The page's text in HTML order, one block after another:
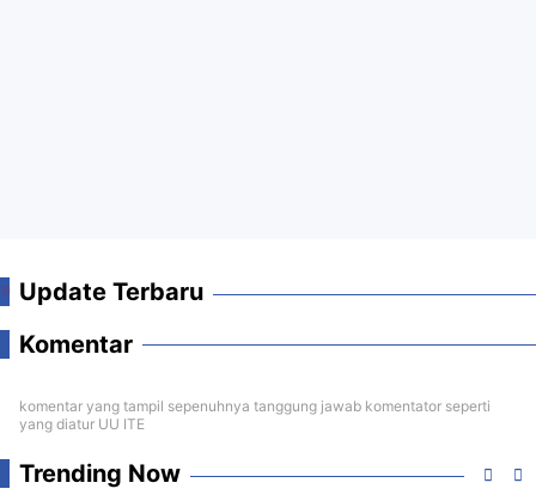
Update Terbaru
Komentar
komentar yang tampil sepenuhnya tanggung jawab komentator seperti
yang diatur UU ITE
Trending Now